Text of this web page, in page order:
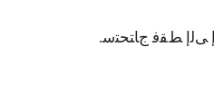
ﻰﻟﺇ ﻂﻘﻓ ﺝﺎﺘﺤﺘﺳ